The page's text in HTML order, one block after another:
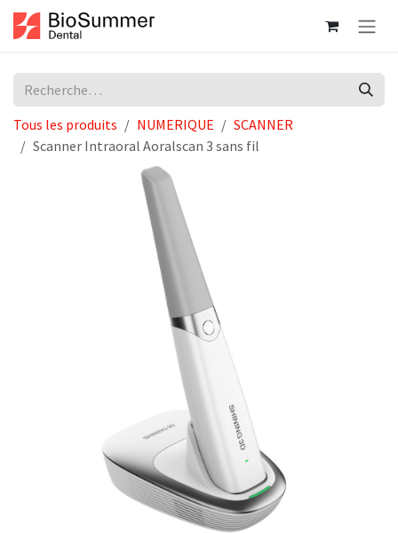
Se rendre au contenu
Tous les produits NUMERIQUE
SCANNER
Scanner Intraoral Aoralscan 3 sans fil